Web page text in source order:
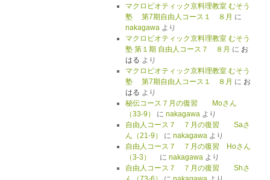
マクロビオティック京料理教室 むそう
塾 第7期自由人コース１ ８月 に
nakagawaより
マクロビオティック京料理教室 むそう
塾 第１期 自由人コース７ ８月 に お
はる より
マクロビオティック京料理教室 むそう
塾 第7期自由人コース１ ８月 に お
はる より
秘伝コース７月の復習 Moさん
（33-9）
に nakagawaより
自由人コース７ ７月の復習 Saさ
ん（21-9）
に nakagawaより
自由人コース７ ７月の復習 Hoさん
（3-3）
に nakagawaより
自由人コース７ ７月の復習 Shさ